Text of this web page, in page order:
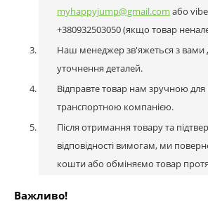
myhappyjump@gmail.com або
+380932503050 (якщо товар
Наш менеджер зв'яжеться з вами
уточнення деталей.
Відправте товар нам зручною для
транспортною компанією.
Після отримання товару та
відповідності вимогам, ми
кошти або обміняємо товар
Важливо!